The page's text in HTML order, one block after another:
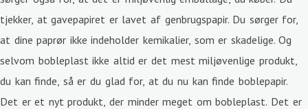
tjekker, at gavepapiret er lavet af genbrugspapir. Du sørger for,
at dine paprør ikke indeholder kemikalier, som er skadelige. Og
selvom bobleplast ikke altid er det mest miljøvenlige produkt,
du kan finde, så er du glad for, at du nu kan finde boblepapir.
Det er et nyt produkt, der minder meget om bobleplast. Det er